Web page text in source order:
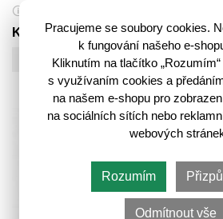
🛈
K odeslání do 14 pracovních dnů
Pracujeme se soubory cookies.
k fungování našeho e-
Kliknutím na tlačítko
s využívaním cookies a
na našem e-shopu pro
na sociálních sítích nebo
webových
Rozumím
Odmítnout vše